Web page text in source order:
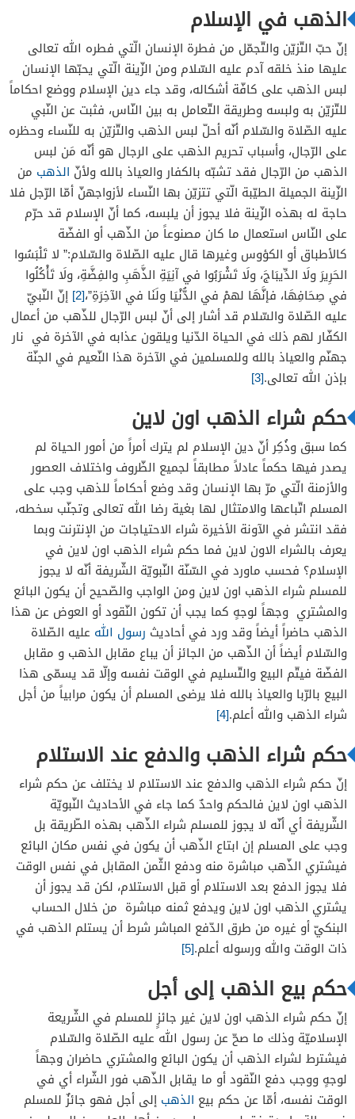
الذهب في الإسلام
إنّ حبّ التّزيّن والتّجمّل من فطرة الإنسان الّتي فطره الله تعالى
عليها منذ خلقه آدم عليه السّلام ومن الزّينة الّتي يحبّها الإنسان
لبس الذهب على كافّة أشكاله، وقد جاء دين الإسلام ووضع احكاماً
للتّزيّن به ولبسه وطريقة التّعامل به بين النّاس، فثبت عن النّبي
عليه الصّلاة والسّلام أنّه أحلّ لبس الذهب والتّزيّن به للنّساء وحظره
على الرّجال، وأسباب تحريم الذهب على الرجال هو أنّه مَن لبس
الذهب من الرّجال فقد تشبّه بالكفار والعياذ بالله ولأنّ الذهب من
الزّينة الجميلة الطيّبة الّتي تتزيّن بها النّساء لأزواجهنّ أمّا الرّجل فلا
حاجة له بهذه الزّينة فلا يجوز أن يلبسه، كما أنّ الإسلام قد حرّم
على النّاس استعمال ما كان مصنوعاً من الذّهب أو الفضّة
كالأطباق أو الكؤوس وغيرها قال عليه الصّلاة والسّلام:” لا تَلْبَسُوا
الحَرِيرَ ولَا الدِّيبَاجَ، ولَا تَشْرَبُوا في آنِيَةِ الذَّهَبِ والفِضَّةِ، ولَا تَأْكُلُوا
في صِحَافِهَا، فإنَّهَا لهمْ في الدُّنْيَا ولَنَا في الآخِرَةِ”،[2]
إنّ النّبيّ
عليه الصّلاة والسّلام قد أشار إلى أنّ لبس الرّجال للذّهب من أعمال
الكفّار لهم ذلك في الحياة الدّنيا ويلقون عذابه في الآخرة في نار
جهنّم والعياذ بالله وللمسلمين في الآخرة هذا النّعيم في الجنّة
بإذن الله تعالى.[3]
حكم شراء الذهب اون لاين
كما سبق وذُكِر أنّ دين الإسلام لم يترك أمراً من أمور الحياة لم
يصدر فيها حكماً عادلاً مطابقاً لجميع الظّروف واختلاف العصور
والأزمنة الّتي مرّ بها الإنسان وقد وضع أحكاماً للذهب وجب على
المسلم اتّباعها والامتثال لها بغية رضا الله تعالى وتجنّب سخطه،
فقد انتشر في الآونة الأخيرة شراء الاحتياجات من الإنترنت وبما
يعرف بالشراء الاون لاين فما حكم شراء الذهب اون لاين في
الإسلام؟ فحسب ماورد في السّنّة النّبويّة الشّريفة أنّه لا يجوز
للمسلم شراء الذهب اون لاين ومن الواجب والصّحيح أن يكون البائع
والمشتري وجهاً لوجهٍ كما يجب أن تكون النّقود أو العوض عن هذا
الذهب حاضراً أيضاً وقد ورد في أحاديث رسول الله عليه الصّلاة
والسّلام أيضاً أن الذّهب من الجائز أن يباع مقابل الذهب و مقابل
الفضّة فيتّم البيع والتّسليم في الوقت نفسه وإلّا قد يسمّى هذا
البيع بالرّبا والعياذ بالله فلا يرضى المسلم أن يكون مرابياً من أجل
شراء الذهب والله أعلم.[4]
حكم شراء الذهب والدفع عند الاستلام
إنّ حكم شراء الذهب والدفع عند الاستلام لا يختلف عن حكم شراء
الذهب اون لاين فالحكم واحدٌ كما جاء في الأحاديث النّبويّة
الشّريفة أي أنّه لا يجوز للمسلم شراء الذّهب بهذه الطّريقة بل
وجب على المسلم إن ابتاع الذّهب أن يكون في نفس مكان البائع
فيشتري الذّهب مباشرة منه ودفع الثّمن المقابل في نفس الوقت
فلا يجوز الدفع بعد الاستلام أو قبل الاستلام، لكن قد يجوز أن
يشتري الذهب اون لاين ويدفع ثمنه مباشرة من خلال الحساب
البنكيّ أو غيره من طرق الدّفع المباشر شرط أن يستلم الذهب في
ذات الوقت والله ورسوله أعلم.[5]
حكم بيع الذهب إلى أجل
إنّ حكم شراء الذهب اون لاين غير جائزٍ للمسلم في الشّريعة
الإسلاميّة وذلك ما صحّ عن رسول الله عليه الصّلاة والسّلام
فيشترط لشراء الذهب أن يكون البائع والمشتري حاضران وجهاً
لوجهٍ ووجب دفع النّقود أو ما يقابل الذّهب فور الشّراء أي في
الوقت نفسه، أمّا عن حكم بيع الذهب إلى أجل فهو جائزٌ للمسلم